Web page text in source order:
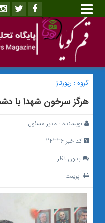
گروه : رپورتاژ
هرگز سر‌خون شهدا با
نویسنده : مدیر مسئول
کد خبر 24336
بدون نظر
پرینت